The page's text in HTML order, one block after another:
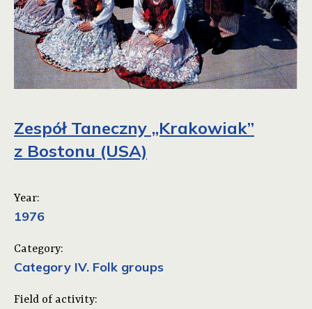
Zespół Taneczny „Krakowiak”
z Bostonu (USA)
Year:
1976
Category:
Category IV. Folk groups
Field of activity: